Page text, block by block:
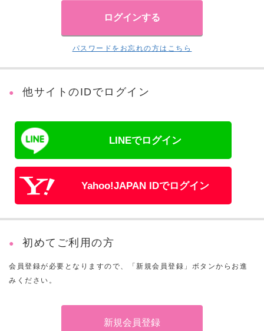
パスワードをお忘れの方はこちら
他サイトのIDでログイン
LINEでログイン
Yahoo!JAPAN IDでログイン
初めてご利用の方
会員登録が必要となりますので、「新規会員登録」ボタンからお進
みください。